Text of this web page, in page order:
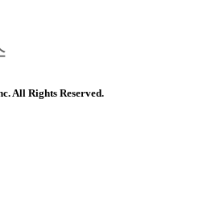
All Rights Reserved.